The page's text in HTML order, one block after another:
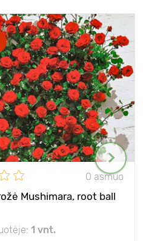
0 asmuo
Mushimara, root ball
1 vnt.